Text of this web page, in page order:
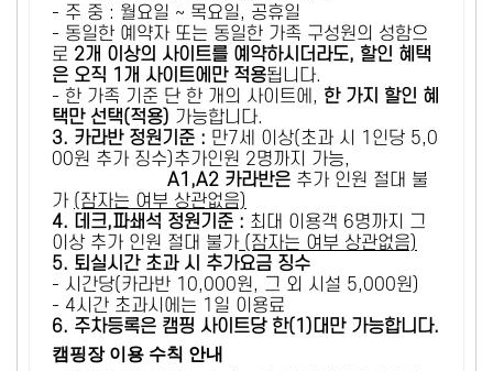
- 주 중 : 월요일 ~ 목요일, 공휴일
- 동일한 예약자 또는 동일한 가족 구성원의 성함으
로 2개 이상의 사이트를 예약하시더라도, 할인 혜택
은 오직 1개 사이트에만 적용됩니다.
- 한 가족 기준 단 한 개의 사이트에, 한 가지 할인 혜
택만 선택(적용) 가능합니다.
3. 카라반 정원기준 : 만7세 이상(초과 시 1인당 5,0
00원 추가 징수)추가인원 2명까지 가능,
A1,A2 카라반은 추가 인원 절대 불
가 (잠자는 여부 상관없음)
4. 데크,파쇄석 정원기준 : ​최대 이용객 6명까지 그
이상 추가 인원 절대 불가 (잠자는 여부 상관없음)
5. 퇴실시간 초과 시 추가요금 징수
- 시간당(카라반 10,000원, 그 외 시설 5,000원)
- 4시간 초과시에는 1일 이용료
6. 주차등록은 캠핑 사이트당 한(1)대만 가능합니다.
캠핑장 이용 수칙 안내